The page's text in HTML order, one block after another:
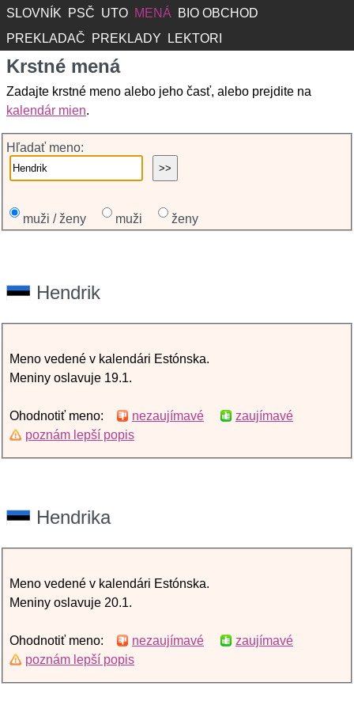
SLOVNÍK PSČ UTO MENÁ
BIO OBCHOD
PREKLADAČ
PREKLADY LEKTORI
Krstné mená
Zadajte krstné meno alebo jeho časť, alebo prejdite na
kalendár mien.
Hľadať meno:
muži / ženy muži ženy
Hendrik
Meno vedené v kalendári Estónska.
Meniny oslavuje 19.1.
Ohodnotiť meno: nezaujímavé
zaujímavé
poznám lepší popis
Hendrika
Meno vedené v kalendári Estónska.
Meniny oslavuje 20.1.
Ohodnotiť meno: nezaujímavé
zaujímavé
poznám lepší popis